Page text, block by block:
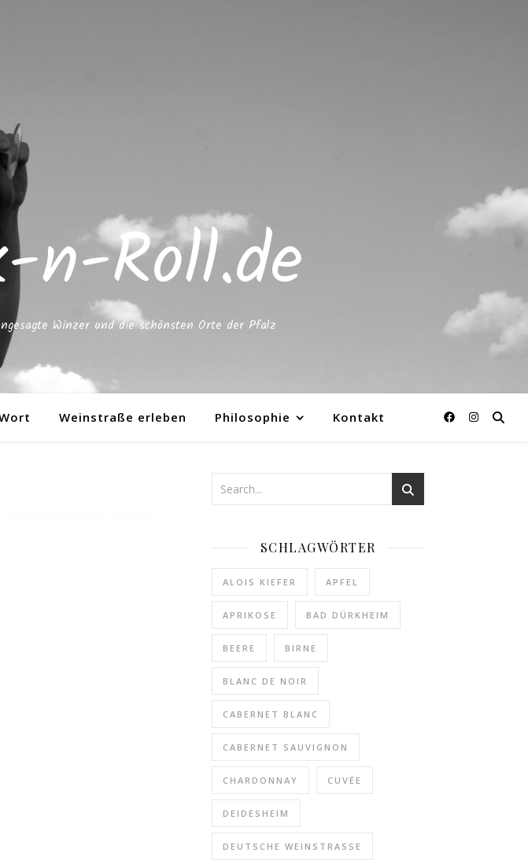
n-Roll.de
Winzer und die schönsten Orte der Pfalz
Weinstraße erleben Philosophie Kontakt
SCHLAGWÖRTER
ALOIS KIEFER APFEL
APRIKOSE BAD DÜRKHEIM
BEERE BIRNE
BLANC DE NOIR
CABERNET BLANC
CABERNET SAUVIGNON
CHARDONNAY CUVÉE
DEIDESHEIM
DEUTSCHE WEINSTRASSE